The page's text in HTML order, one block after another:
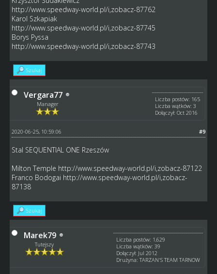
http://www.speedway-world.pl/i,zobacz-87762
Karol Szkapiak
http://www.speedway-world.pl/i,zobacz-87745
Borys Pyssa
http://www.speedway-world.pl/i,zobacz-87743
Szukaj
Vergara77
Manager
Liczba postów: 165
Liczba wątków: 3
Dołączył: Oct 2016
#9
2020-06-25, 10:59:06
Stal SEQUENTIAL ONE Rzeszów
Milton Temple http://www.speedway-world.pl/i,zobacz-87122
Franco Bodogai http://www.speedway-world.pl/i,zobacz-
87138
Szukaj
Marek79
Tutejszy
Liczba postów: 1,629
Liczba wątków: 39
Dołączył: Jul 2012
Drużyna: TARZAN'S TEAM TARNOW